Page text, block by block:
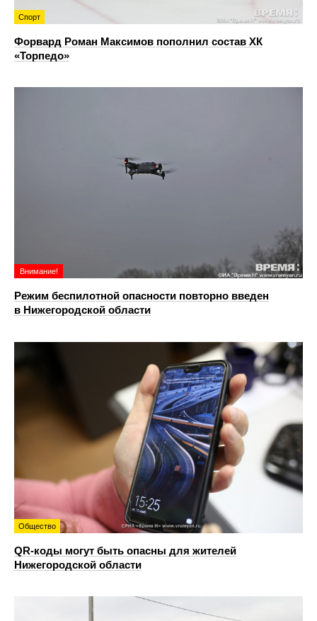
Спорт
Форвард Роман Максимов пополнил состав ХК
«Торпедо»
Внимание!
Режим беспилотной опасности повторно введен
в Нижегородской области
Общество
QR-коды могут быть опасны для жителей
Нижегородской области